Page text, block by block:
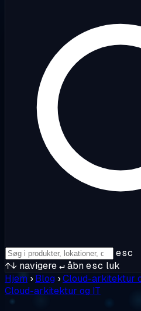
esc
↑↓ navigere↵åbnesc luk
Hjem › Blog ›Cloud-arkitektur
Cloud-arkitektur og IT